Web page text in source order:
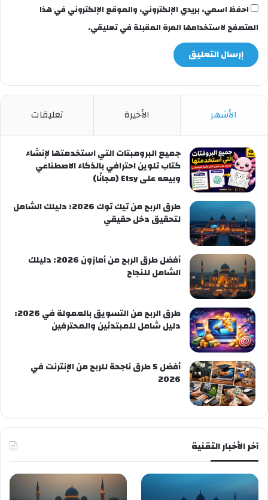
احفظ اسمي، بريدي الإلكتروني، والموقع الإلكتروني في هذا
المتصفح لاستخدامها المرة المقبلة في تعليقي.
الأشهر الأخيرة تعليقات
جميع البرومبتات التي استخدمتها لإنشاء
كتاب تلوين احترافي بالذكاء الاصطناعي
وبيعه على Etsy (مجانًا)
طرق الربح من تيك توك 2026: دليلك الشامل
لتحقيق دخل حقيقي
أفضل طرق الربح من أمازون 2026: دليلك
الشامل للنجاح
طرق الربح من التسويق بالعمولة في 2026:
دليل شامل للمبتدئين والمحترفين
أفضل 5 طرق ناجحة للربح من الإنترنت في
2026
آخر الأخبار التقنية